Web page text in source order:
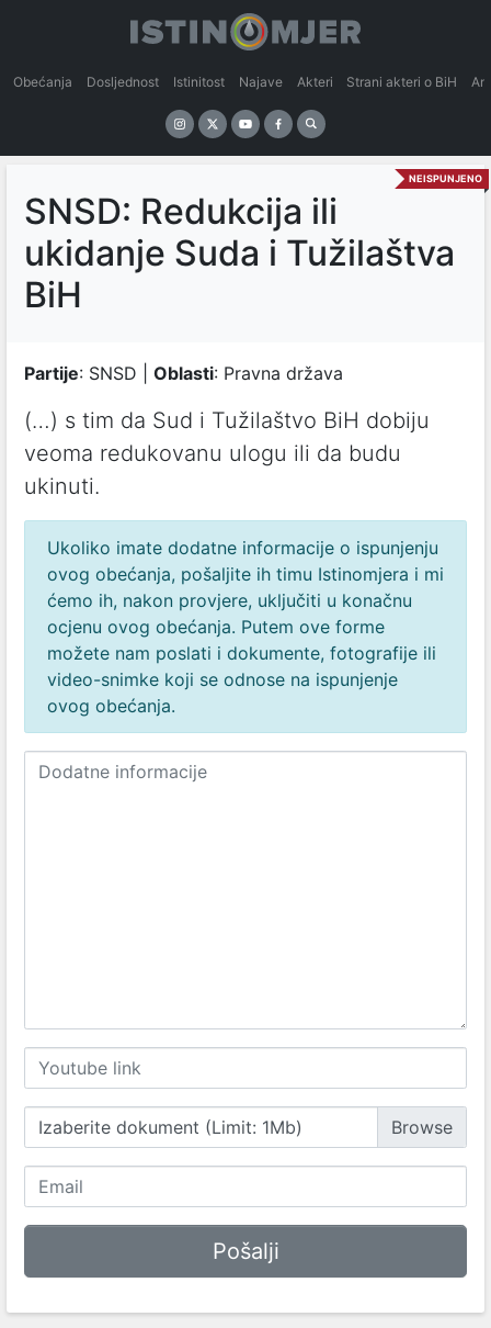
Obećanja Dosljednost Istinitost Najave Akteri Strani akteri o BiH
NEISPUNJENO
SNSD: Redukcija ili
ukidanje Suda i Tužilaštva
BiH
Partije: SNSD | Oblasti: Pravna država
(…) s tim dа Sud i Tužilаštvo BiH dobiju
veomа redukovаnu ulogu ili dа budu
ukinuti.
Ukoliko imate dodatne informacije o ispunjenju
ovog obećanja, pošaljite ih timu Istinomjera i mi
ćemo ih, nakon provjere, uključiti u konačnu
ocjenu ovog obećanja. Putem ove forme
možete nam poslati i dokumente, fotografije ili
video-snimke koji se odnose na ispunjenje
ovog obećanja.
Izaberite dokument (Limit: 1Mb)